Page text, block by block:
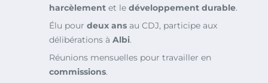
harcèlement et le développement durable.
Élu pour deux ans au CDJ, participe aux
délibérations à Albi.
Réunions mensuelles pour travailler en
commissions.